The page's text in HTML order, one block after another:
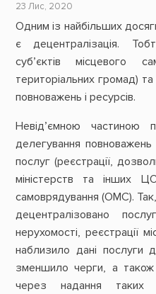
23 Лис, 2020
Одним із найбільших
є децентралізація.
суб’єктів місцевого
територіальних громад)
повноважень і ресурсів.
Невід’ємною частиною
делегування повноважень
послуг (реєстрації,
міністерств та інших
самоврядування (ОМС).
децентралізовано
нерухомості, реєстрації
наблизило дані послуги
зменшило черги, а також
через надання